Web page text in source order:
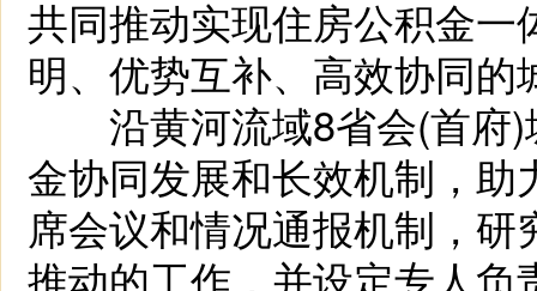
共同推动实现住房公积金
明、优势互补、高效协同
沿黄河流域8省会(首府)
金协同发展和长效机制，
席会议和情况通报机制，
推动的工作，并设定专人